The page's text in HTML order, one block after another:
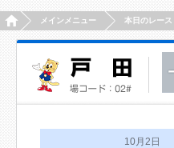
HOMEメインメニュー 本日のレース
10月2日